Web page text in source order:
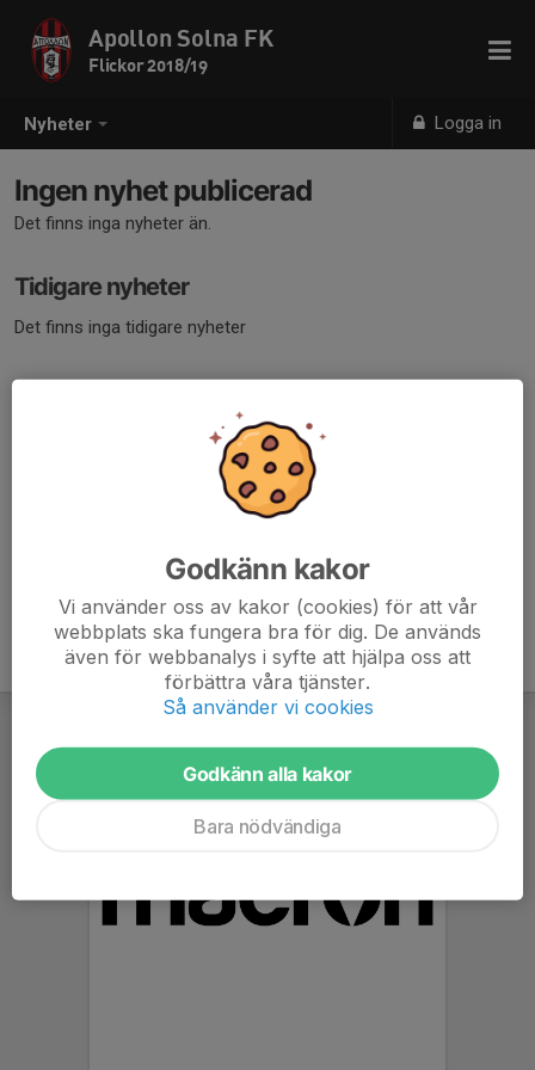
Nyheter Logga in
Apollon Solna FK
Flickor 2018/19
Ingen nyhet publicerad
Det finns inga nyheter än.
Tidigare nyheter
Det finns inga tidigare nyheter
Godkänn kakor
Vi använder oss av kakor (cookies) för att vår
webbplats ska fungera bra för dig. De används
även för webbanalys i syfte att hjälpa oss att
förbättra våra tjänster.
Så använder vi cookies
Godkänn alla kakor
Bara nödvändiga